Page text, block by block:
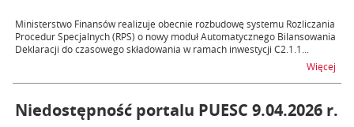
Ministerstwo Finansów realizuje obecnie rozbudowę systemu Rozliczania
Procedur Specjalnych (RPS) o nowy moduł Automatycznego Bilansowania
Deklaracji do czasowego składowania w ramach inwestycji C2.1.1...
Więcej
Niedostępność portalu PUESC 9.04.2026 r.